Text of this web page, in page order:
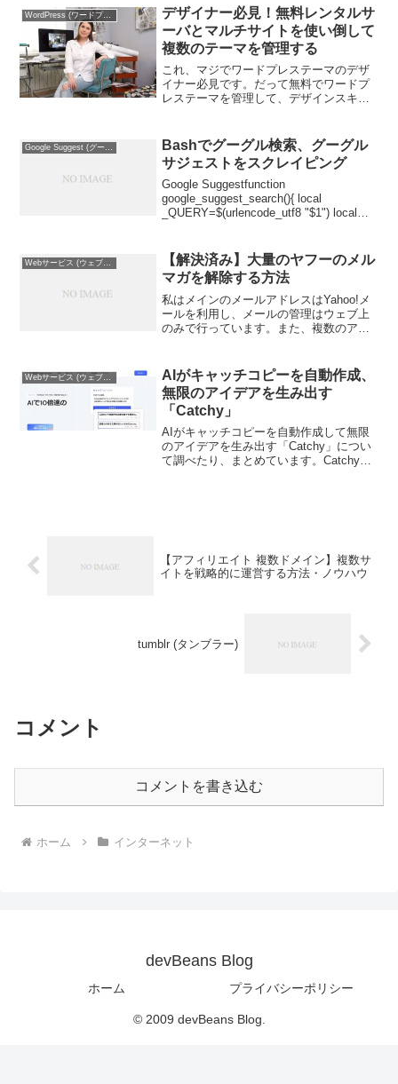
あります。アドセンス広告の配置で悩む
次に悩んだのがアド...
WordPress (ワードプレス)
デザイナー必見！無料レンタルサ
ーバとマルチサイトを使い倒して
複数のテーマを管理する
これ、マジでワードプレステーマのデザ
イナー必見です。だって無料でワードプ
レステーマを管理して、デザインスキル
ね。当ページでは、エックスフリーとい
う無料レンタルサーバとワー...
Google Suggest (グーグル サジェスト)
Bashでグーグル検索、グーグル
サジェストをスクレイピング
Google Suggestfunction
google_suggest_search(){ local
_QUERY=$(urlencode_utf8 "$1") local
【解決済み】大量のヤフーのメル
マガを解除する方法
私はメインのメールアドレスはYahoo!メ
ールを利用し、メールの管理はウェブ上
のみで行っています。また、複数のアカ
止します」とのアナウンスがYahoo!セ...
AIがキャッチコピーを自動作成、
無限のアイデアを生み出す
「Catchy」
AIがキャッチコピーを自動作成して無限
のアイデアを生み出す「Catchy」につい
て調べたり、まとめています。Catchyと
【アフィリエイト 複数ドメイン】複数サ
イトを戦略的に運営する方法・ノウハウ
tumblr (タンブラー)
コメント
コメントを書き込む
ホーム インターネット
devBeans Blog
ホーム プライバシーポリシー
© 2009 devBeans Blog.